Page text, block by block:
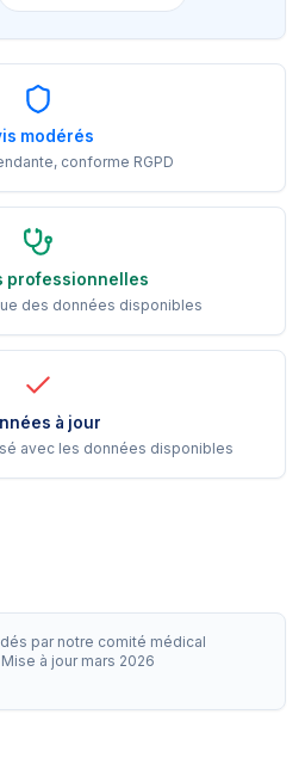
modérés
conforme RGPD
professionnelles
des données disponibles
à jour
avec les données disponibles
par notre comité médical
Mise à jour mars 2026